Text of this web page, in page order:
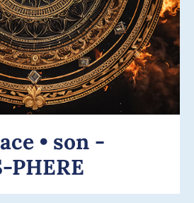
• son -
PHERE